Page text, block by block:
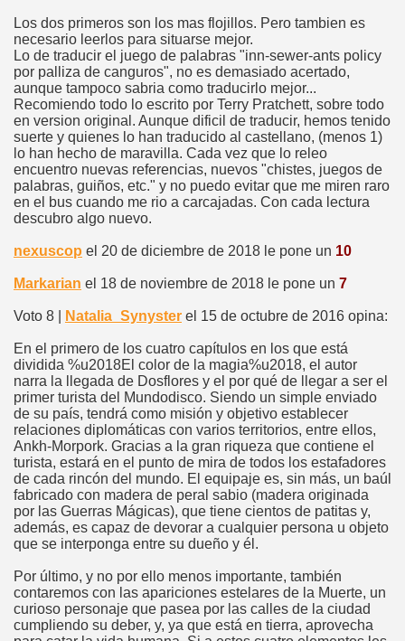
Los dos primeros son los mas flojillos. Pero tambien es
necesario leerlos para situarse mejor.
Lo de traducir el juego de palabras "inn-sewer-ants policy
por palliza de canguros", no es demasiado acertado,
aunque tampoco sabria como traducirlo mejor...
Recomiendo todo lo escrito por Terry Pratchett, sobre todo
en version original. Aunque dificil de traducir, hemos tenido
suerte y quienes lo han traducido al castellano, (menos 1)
lo han hecho de maravilla. Cada vez que lo releo
encuentro nuevas referencias, nuevos "chistes, juegos de
palabras, guiños, etc." y no puedo evitar que me miren raro
en el bus cuando me rio a carcajadas. Con cada lectura
descubro algo nuevo.
nexuscop el 20 de diciembre de 2018 le pone un 10
Markarian el 18 de noviembre de 2018 le pone un 7
Voto 8 | Natalia_Synyster el 15 de octubre de 2016 opina:
En el primero de los cuatro capítulos en los que está
dividida %u2018El color de la magia%u2018, el autor
narra la llegada de Dosflores y el por qué de llegar a ser el
primer turista del Mundodisco. Siendo un simple enviado
de su país, tendrá como misión y objetivo establecer
relaciones diplomáticas con varios territorios, entre ellos,
Ankh-Morpork. Gracias a la gran riqueza que contiene el
turista, estará en el punto de mira de todos los estafadores
de cada rincón del mundo. El equipaje es, sin más, un baúl
fabricado con madera de peral sabio (madera originada
por las Guerras Mágicas), que tiene cientos de patitas y,
además, es capaz de devorar a cualquier persona u objeto
que se interponga entre su dueño y él.
Por último, y no por ello menos importante, también
contaremos con las apariciones estelares de la Muerte, un
curioso personaje que pasea por las calles de la ciudad
cumpliendo su deber, y, ya que está en tierra, aprovecha